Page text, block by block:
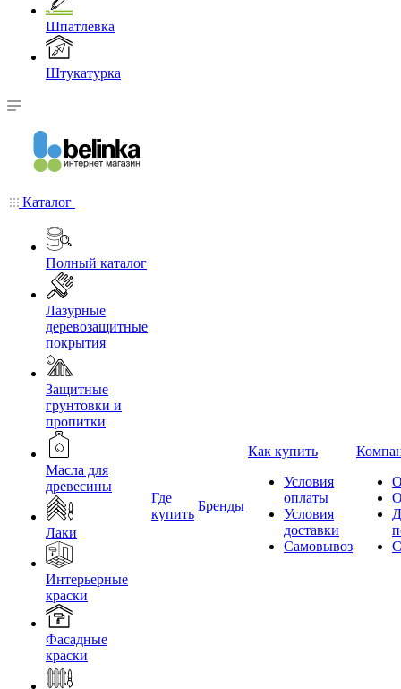
Шпатлевка
Штукатурка
Каталог
Полный каталог
Лазурные
деревозащитные
покрытия
Защитные
грунтовки и
пропитки
Масла для
древесины
Лаки
Интерьерные
краски
Фасадные
краски
Где
купить
Бренды
Как купить
Условия
оплаты
Условия
доставки
Самовывоз